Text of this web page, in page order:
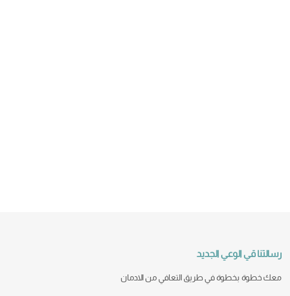
رسالتنا قي الوعي الجديد
معك خطوة بخطوة في طريق التعافي من الادمان